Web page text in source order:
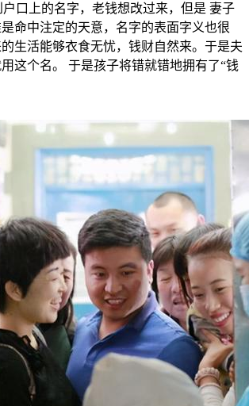
户口上的名字，老钱想改过来，但是 妻子
命中注定的天意，名字的表面字义也很
生活能够衣食无忧，钱财自然来。于是夫
这个名。 于是孩子将错就错地拥有了“钱